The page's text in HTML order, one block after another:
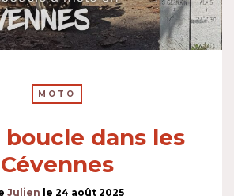
MOTO
dans les
Cévennes
Julien le 24 août 2025